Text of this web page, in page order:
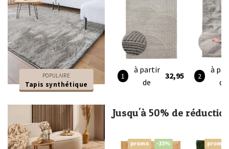
POPULAIRE
Tapis synthétique
à partir
de
32,95
à
de
Jusqu'à 50% de
promo -33% promo